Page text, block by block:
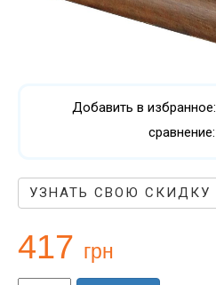
Добавить в избранное:
сравнение:
УЗНАТЬ СВОЮ СКИДКУ
417 грн